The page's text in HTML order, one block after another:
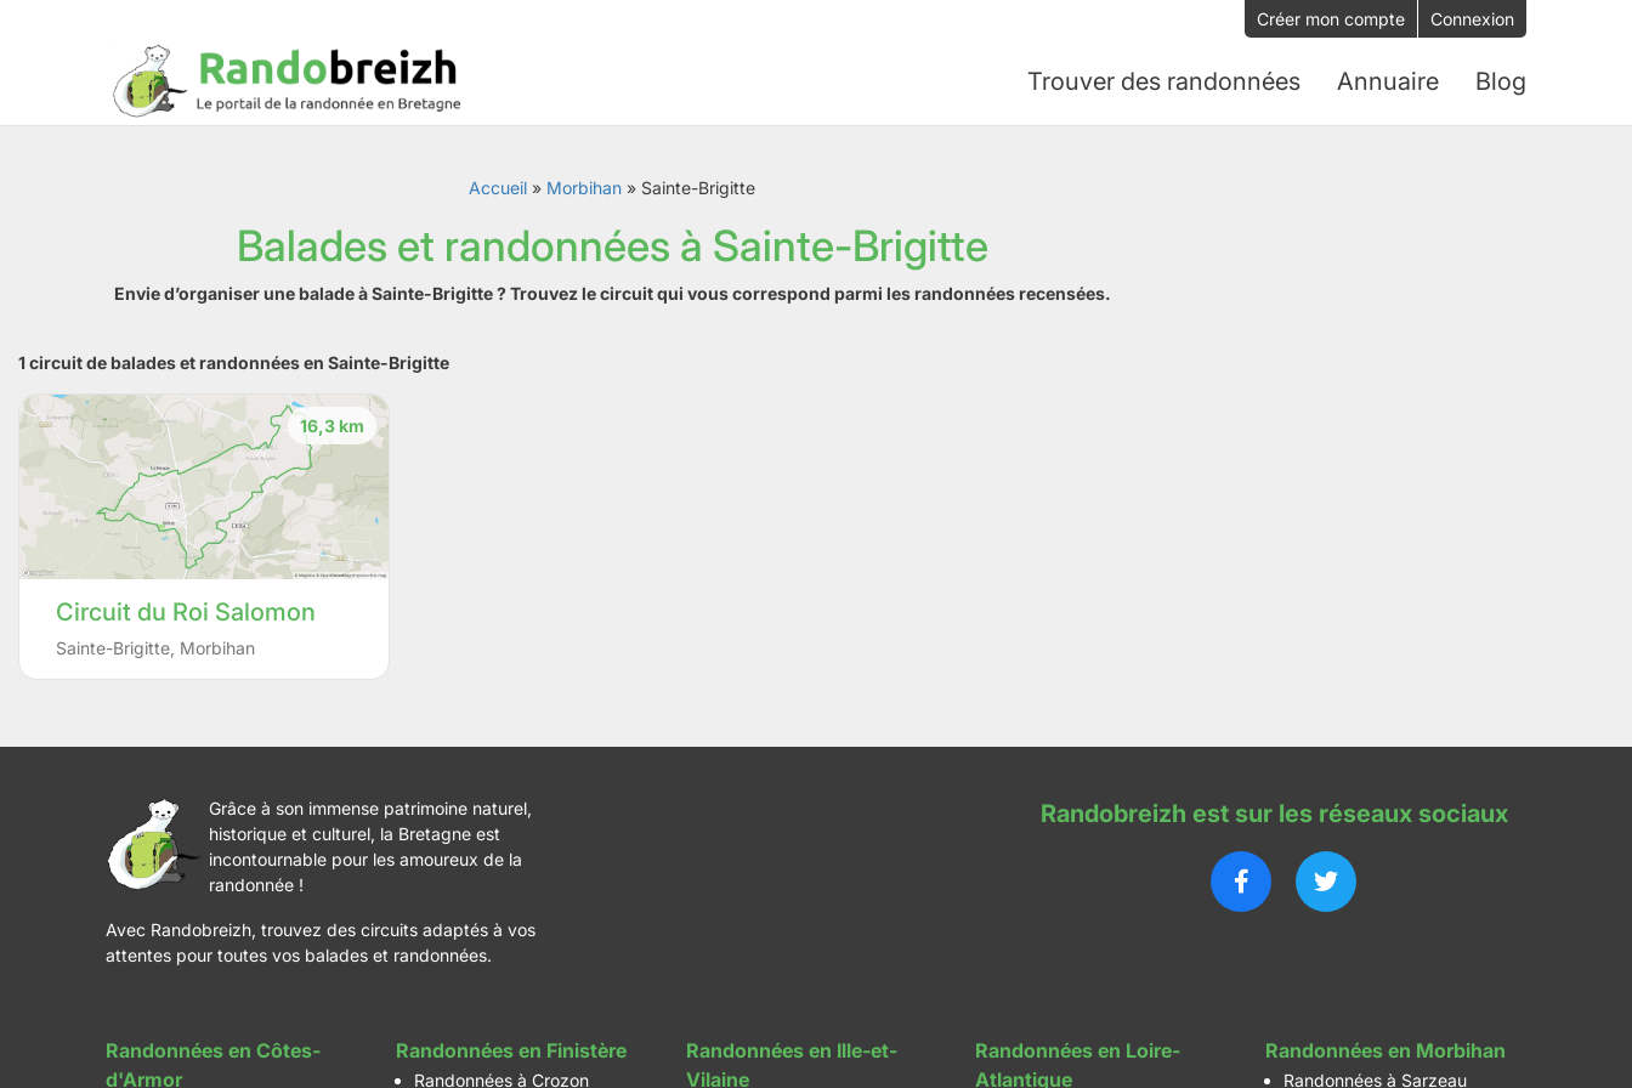
Créer mon compte Connexion
Trouver des randonnées Annuaire Blog
Accueil » Morbihan » Sainte-Brigitte
Balades et randonnées à Sainte-Brigitte
Envie d’organiser une balade à Sainte-Brigitte ? Trouvez le circuit qui vous correspond parmi les randonnées recensées.
1 circuit de balades et randonnées en Sainte-Brigitte
16,3 km
Circuit du Roi Salomon
Sainte-Brigitte Morbihan
Grâce à son immense patrimoine naturel,
historique et culturel, la Bretagne est
incontournable pour les amoureux de la
randonnée !
Avec Randobreizh, trouvez des circuits adaptés à vos
attentes pour toutes vos balades et randonnées.
Randobreizh est sur les réseaux sociaux
Randonnées en Côtes-
d'Armor
Randonnées en Finistère
Randonnées à Crozon
Randonnées en Ille-et-
Vilaine
Randonnées en Loire-
Atlantique
Randonnées en Morbihan
Randonnées à Sarzeau